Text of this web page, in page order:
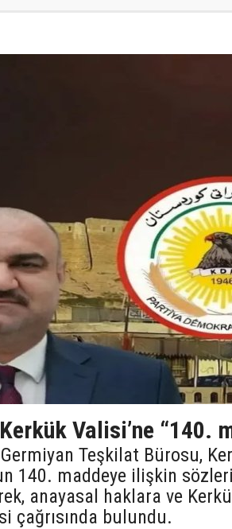
Kerkük Valisi’ne “140.
Teşkilat Bürosu,
140. maddeye ilişkin
anayasal haklara ve
çağrısında bulundu.